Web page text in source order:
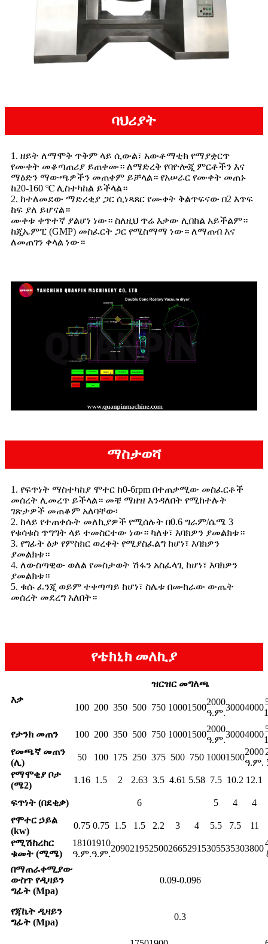
ባህሪያት
1. ዘይት ለማሞቅ ጥቅም ላይ ሲውል፣ አውቶማቲክ የማያቋርጥ
የሙቀት መቆጣጠሪያ ይጠቀሙ። ለማድረቅ የባዮሎጂ ምርቶችን እና
ማዕድን ማውጫዎችን መጠቀም ይቻላል። የአሠራር የሙቀት መጠኑ
ከ20-160 ℃ ሊስተካከል ይችላል።
2. ከተለመደው ማድረቂያ ጋር ሲነጻጸር የሙቀት ቅልጥፍናው በ2 እጥፍ
ከፍ ያለ ይሆናል።
ሙቀቱ ቀጥተኛ ያልሆነ ነው። ስለዚህ ጥሬ እቃው ሊበከል አይችልም።
ከጂኤምፒ (GMP) መስፈርት ጋር የሚስማማ ነው። ለማጠብ እና
ለመጠገን ቀላል ነው።
ማስታወሻ
1. የፍጥነት ማስተካከያ ሞተር ከ0-6rpm በተጠቃሚው መስፈርቶች
መሰረት ሊመረጥ ይችላል። መቼ ማዘዝ እንዳለበት የሚከተሉት
ገጽታዎች መጠቆም አለባቸው፡
2. ከላይ የተጠቀሱት መለኪያዎች የሚሰሉት በ0.6 ግራም/ሴሜ 3
የቁሳቁስ ጥግግት ላይ ተመስርተው ነው። ካለቀ፣ እባክዎን ያመልክቱ።
3. የግፊት ዕቃ የምስክር ወረቀት የሚያስፈልግ ከሆነ፣ እባክዎን
ያመልክቱ።
4. ለውስጣዊው ወለል የመስታወት ሽፋን አስፈላጊ ከሆነ፣ እባክዎን
ያመልክቱ።
5. ቁሱ ፈንጂ ወይም ተቀጣጣይ ከሆነ፣ ስሌቱ በሙከራው ውጤት
መሰረት መደረግ አለበት።
የቴክኒክ መለኪያ
እቃ
ዝርዝር መግለጫ
100 200 350 500 750 10001500
2000
ዓ.ም.
30004000
የታንክ መጠን 100 200 350 500 750 10001500
2000
ዓ.ም.
30004000
የመጫኛ መጠን
(ሊ)
50 100 175 250 375 500 750 10001500
2000
ዓ.ም.
የማሞቂያ ቦታ
(ሜ2)
1.16 1.5 2 2.63 3.5 4.61 5.58 7.5 10.2 12.1
ፍጥነት (በደቂቃ) 6 5 4
4
የሞተር ኃይል
(kw)
0.75 0.75 1.5 1.5 2.2 3 4 5.5 7.5
11
የሚሽከረከር
ቁመት (ሚሜ)
1810
ዓ.ም.
1910
ዓ.ም.
20902195250026652915305535303800
በማጠራቀሚያው
ውስጥ የዲዛይን
ግፊት (Mpa)
0.09-0.096
የጃኬት ዲዛይን
ግፊት (Mpa)
0.3